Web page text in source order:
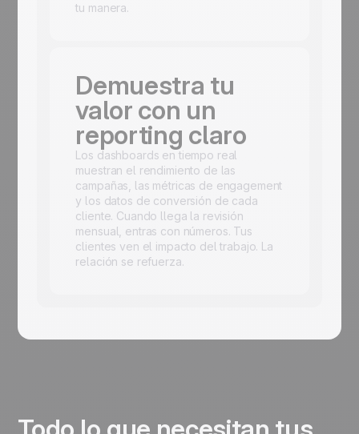
tu manera.
Demuestra tu
valor con un
reporting claro
Los dashboards en tiempo real
muestran el rendimiento de las
campañas, las métricas de engagement
y los datos de conversión de cada
cliente. Cuando llega la revisión
mensual, entras con números. Tus
clientes ven el impacto del trabajo. La
relación se refuerza.